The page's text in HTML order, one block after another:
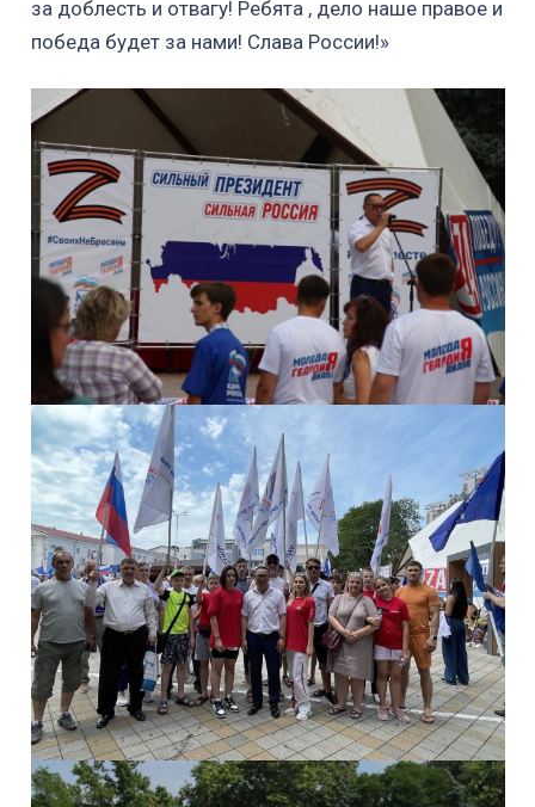
за доблесть и отвагу! Ребята , дело наше правое и
победа будет за нами! Слава России!»